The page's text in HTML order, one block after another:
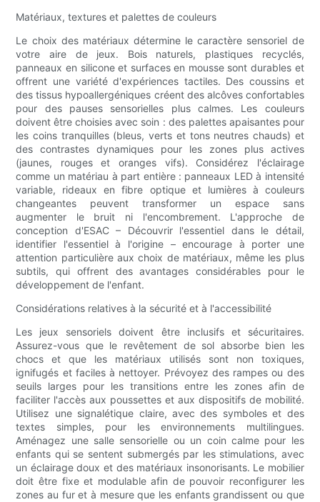
Matériaux, textures et palettes de couleurs
Le choix des matériaux détermine le caractère sensoriel de
votre aire de jeux. Bois naturels, plastiques recyclés,
panneaux en silicone et surfaces en mousse sont durables et
offrent une variété d'expériences tactiles. Des coussins et
des tissus hypoallergéniques créent des alcôves confortables
pour des pauses sensorielles plus calmes. Les couleurs
doivent être choisies avec soin : des palettes apaisantes pour
les coins tranquilles (bleus, verts et tons neutres chauds) et
des contrastes dynamiques pour les zones plus actives
(jaunes, rouges et oranges vifs). Considérez l'éclairage
comme un matériau à part entière : panneaux LED à intensité
variable, rideaux en fibre optique et lumières à couleurs
changeantes peuvent transformer un espace sans
augmenter le bruit ni l'encombrement. L'approche de
conception d'ESAC – Découvrir l'essentiel dans le détail,
identifier l'essentiel à l'origine – encourage à porter une
attention particulière aux choix de matériaux, même les plus
subtils, qui offrent des avantages considérables pour le
développement de l'enfant.
Considérations relatives à la sécurité et à l'accessibilité
Les jeux sensoriels doivent être inclusifs et sécuritaires.
Assurez-vous que le revêtement de sol absorbe bien les
chocs et que les matériaux utilisés sont non toxiques,
ignifugés et faciles à nettoyer. Prévoyez des rampes ou des
seuils larges pour les transitions entre les zones afin de
faciliter l'accès aux poussettes et aux dispositifs de mobilité.
Utilisez une signalétique claire, avec des symboles et des
textes simples, pour les environnements multilingues.
Aménagez une salle sensorielle ou un coin calme pour les
enfants qui se sentent submergés par les stimulations, avec
un éclairage doux et des matériaux insonorisants. Le mobilier
doit être fixe et modulable afin de pouvoir reconfigurer les
zones au fur et à mesure que les enfants grandissent ou que